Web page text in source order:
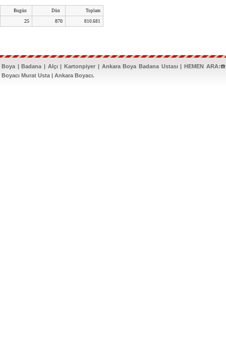
Bugün Dün Toplam
25 870 810.681
Boya | Badana | Alçı | Kartonpiyer | Ankara Boya Badana Ustası | HEMEN
Boyacı Murat Usta | Ankara Boyacı.